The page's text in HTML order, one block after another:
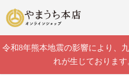
令和8年熊本地震の影響により、
れが生じておりま